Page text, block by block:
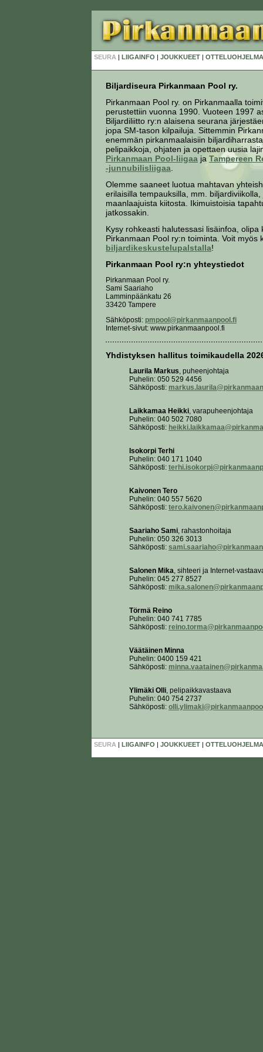
SEURA | LIIGAINFO | JOUKKUEET |
Biljardiseura Pirkanmaan Pool ry.
Pirkanmaan Pool ry. on Pirkanmaalla
perustettiin vuonna 1990. Vuoteen 1997
Biljardiliitto ry:n alaisena seurana
jopa SM-tason kilpailuja. Sittemmin
enemmän pirkanmaalaisiin
pelipaikkoja, ohjaten ja opettaen uusia
Pirkanmaan Pool-liigaa ja Tampereen
-junnubilisliigaa
Olemme saaneet luotua mahtavan
erilaisilla tempauksilla, mm.
maanlaajuista kiitosta. Ikimuistoisia
jatkossakin.
Kysy rohkeasti halutessasi lisäinfoa, olipa
Pirkanmaan Pool ry:n toiminta. Voit myös
biljardikeskustelupalstalla!
Pirkanmaan Pool ry:n yhteystiedot
Pirkanmaan Pool ry.
Sami Saariaho
Lamminpäänkatu 26
33420 Tampere
Sähköposti: pmpool@pirkanmaanpool.fi
Internet-sivut: www.pirkanmaanpool.fi
Yhdistyksen hallitus toimikaudella
Laurila Markus, puheenjohtaja
Puhelin: 050 529 4456
Sähköposti:
Laikkamaa Heikki, varapuheenjohtaja
Puhelin: 040 502 7080
Sähköposti:
Isokorpi Terhi
Puhelin: 040 171 1040
Sähköposti:
Kaivonen Tero
Puhelin: 040 557 5620
Sähköposti:
Saariaho Sami, rahastonhoitaja
Puhelin: 050 326 3013
Sähköposti:
Salonen Mika, sihteeri ja Internet-
Puhelin: 045 277 8527
Sähköposti:
Törmä Reino
Puhelin: 040 741 7785
Sähköposti:
Väätäinen Minna
Puhelin: 0400 159 421
Sähköposti:
Ylimäki Olli, pelipaikkavastaava
Puhelin: 040 754 2737
Sähköposti:
SEURA | LIIGAINFO | JOUKKUEET |